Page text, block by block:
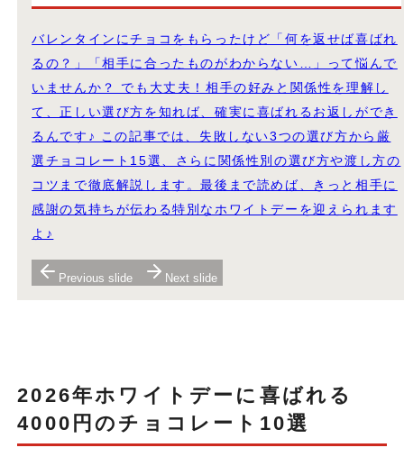
バレンタインにチョコをもらったけど「何を返せば喜ばれ
るの？」「相手に合ったものがわからない…」って悩んで
いませんか？ でも大丈夫！相手の好みと関係性を理解し
て、正しい選び方を知れば、確実に喜ばれるお返しができ
るんです♪ この記事では、失敗しない3つの選び方から厳
選チョコレート15選、さらに関係性別の選び方や渡し方の
コツまで徹底解説します。最後まで読めば、きっと相手に
感謝の気持ちが伝わる特別なホワイトデーを迎えられます
よ♪
Previous slide Next slide
2026年ホワイトデーに喜ばれる
4000円のチョコレート10選